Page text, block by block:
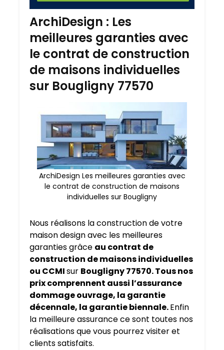
ArchiDesign : Les
meilleures garanties avec
le contrat de construction
de maisons individuelles
sur Bougligny 77570
ArchiDesign Les meilleures garanties avec
le contrat de construction de maisons
individuelles sur Bougligny
Nous réalisons la construction de votre
maison design avec les meilleures
garanties grâce au contrat de
construction de maisons individuelles
ou CCMIsur Bougligny 77570. Tous nos
prix comprennent aussi l’assurance
dommage ouvrage, la garantie
décennale, la garantie biennale.Enfin
la meilleure assurance ce sont toutes nos
réalisations que vous pourrez visiter et
clients satisfaits.